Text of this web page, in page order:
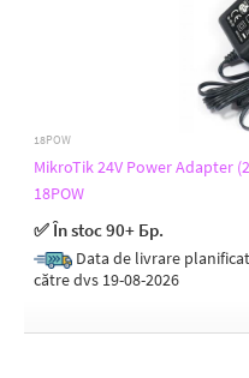
18POW
MikroTik 24V Power Adapter
18POW
✅ În stoc 90+ Бр.
Data de livrare
către dvs 19-08-2026